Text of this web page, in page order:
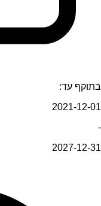
בתוקף עד:
2021-12-01
-
2027-12-31